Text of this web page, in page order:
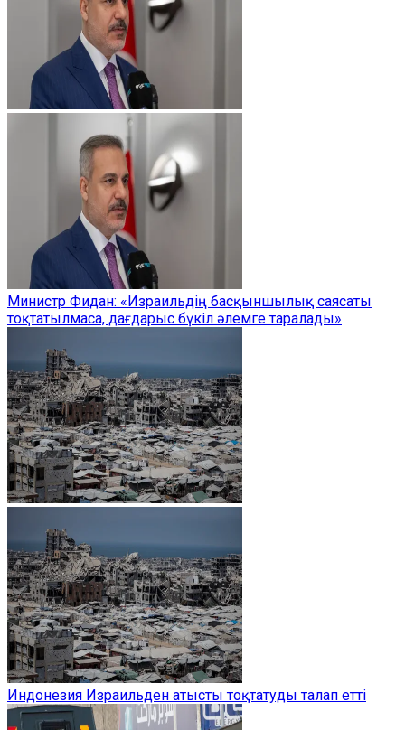
Министр Фидан: «Израильдің басқыншылық саясаты
тоқтатылмаса, дағдарыс бүкіл әлемге таралады»
Индонезия Израильден атысты тоқтатуды талап етті